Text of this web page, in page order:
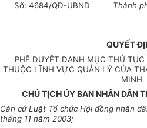
Số: 4684/QĐ-UBND Thành
QUYẾT
PHÊ DUYỆT DANH MỤC THỦ
THUỘC LĨNH VỰC QUẢN LÝ CỦA
MINH
CHỦ TỊCH ỦY BAN NHÂN DÂN
Căn cứ Luật Tổ chức Hội đồng nhân
tháng 11 năm 2003;